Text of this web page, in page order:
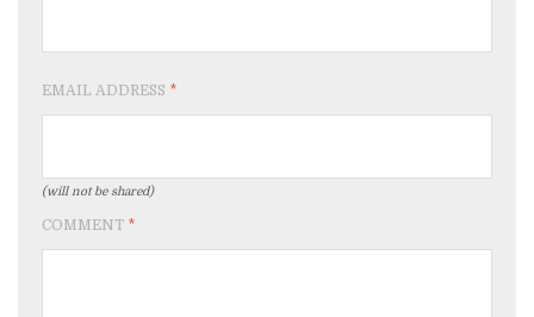
EMAIL ADDRESS *
(will not be shared)
COMMENT *